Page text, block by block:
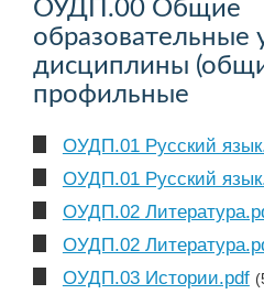
ОУДП.00 Общие
образовательные
дисциплины
профильные
ОУДП.01 Русский
ОУДП.01 Русский
ОУДП.02
ОУДП.02
ОУДП.03 Истории.pdf